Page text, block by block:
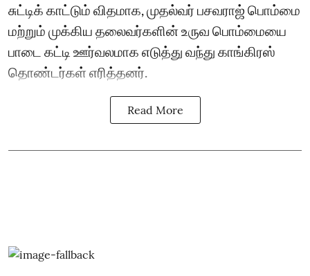
சுட்டிக் காட்டும் விதமாக, முதல்வர் பசவராஜ் பொம்மை
மற்றும் முக்கிய தலைவர்களின் உருவ பொம்மையை
பாடை கட்டி ஊர்வலமாக எடுத்து வந்து காங்கிரஸ்
தொண்டர்கள் எரித்தனர்.
Read More